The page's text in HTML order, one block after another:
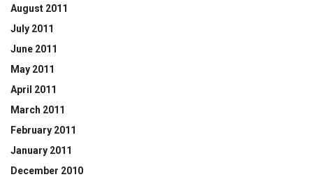
August 2011
July 2011
June 2011
May 2011
April 2011
March 2011
February 2011
January 2011
December 2010